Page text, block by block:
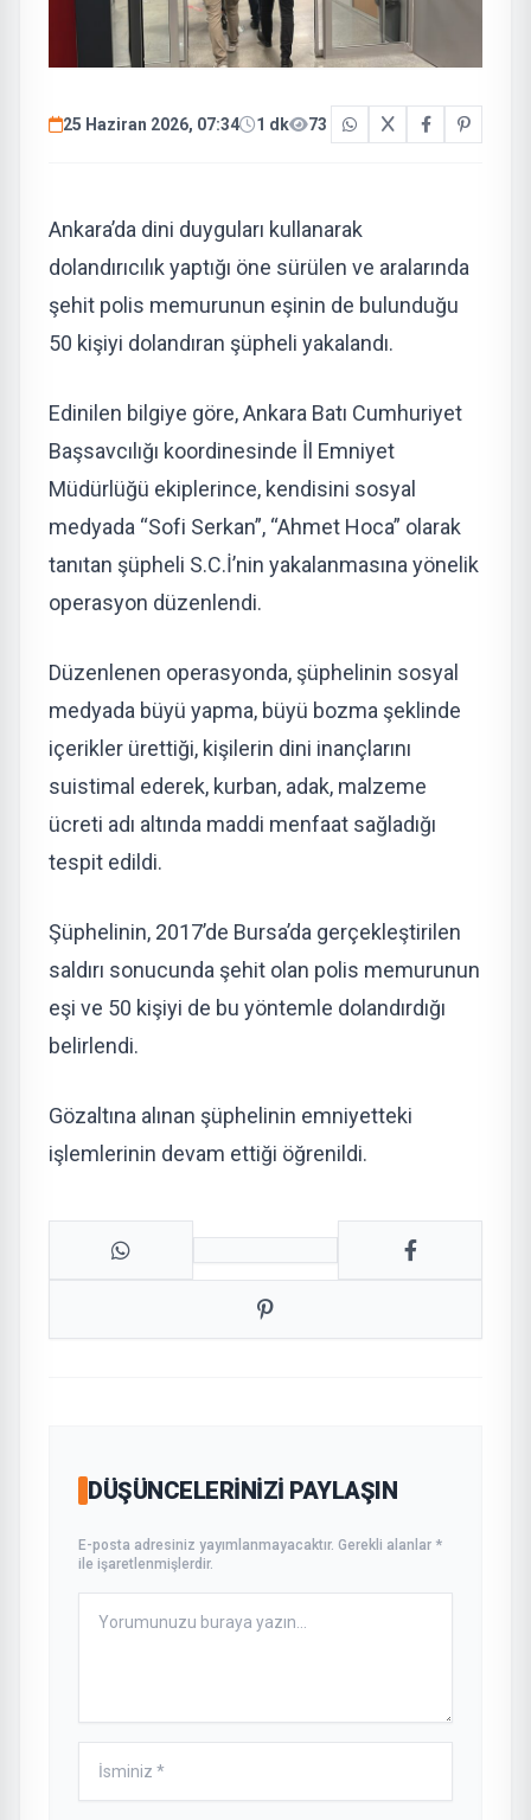
25 Haziran 2026, 07:34 1 dk 73
Ankara’da dini duyguları kullanarak
dolandırıcılık yaptığı öne sürülen ve aralarında
şehit polis memurunun eşinin de bulunduğu
50 kişiyi dolandıran şüpheli yakalandı.
Edinilen bilgiye göre, Ankara Batı Cumhuriyet
Başsavcılığı koordinesinde İl Emniyet
Müdürlüğü ekiplerince, kendisini sosyal
medyada “Sofi Serkan”, “Ahmet Hoca” olarak
tanıtan şüpheli S.C.İ’nin yakalanmasına yönelik
operasyon düzenlendi.
Düzenlenen operasyonda, şüphelinin sosyal
medyada büyü yapma, büyü bozma şeklinde
içerikler ürettiği, kişilerin dini inançlarını
suistimal ederek, kurban, adak, malzeme
ücreti adı altında maddi menfaat sağladığı
tespit edildi.
Şüphelinin, 2017’de Bursa’da gerçekleştirilen
saldırı sonucunda şehit olan polis memurunun
eşi ve 50 kişiyi de bu yöntemle dolandırdığı
belirlendi.
Gözaltına alınan şüphelinin emniyetteki
işlemlerinin devam ettiği öğrenildi.
DÜŞÜNCELERINIZI PAYLAŞIN
E-posta adresiniz yayımlanmayacaktır. Gerekli alanlar *
ile işaretlenmişlerdir.